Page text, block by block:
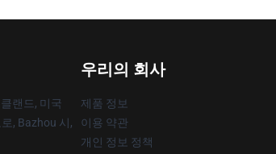
랜드, 미국
, Bazhou 시,
우리의 회사
제품 정보
이용 약관
개인 정보 정책